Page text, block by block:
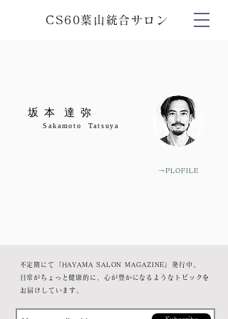
CS60葉山統合サロン
坂 本 達 弥
​ Sakamoto Tatsuya
→PLOFILE
​不定期にて『HAYAMA SALON MAGAZINE』発行中。
​日常がちょっと健康的に、心が豊かになるようなトピックを
お届けしています。